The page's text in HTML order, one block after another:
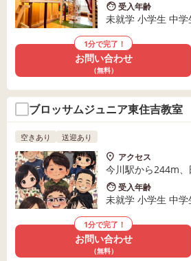
受入年齢
未就学 小学生 中学
1分で完了！
お問い合わせ
（無料）
ブロッサムジュニア東住吉教室
空きあり 送迎あり
アクセス
今川駅から244m
受入年齢
未就学 小学生 中学
1分で完了！
お問い合わせ
（無料）